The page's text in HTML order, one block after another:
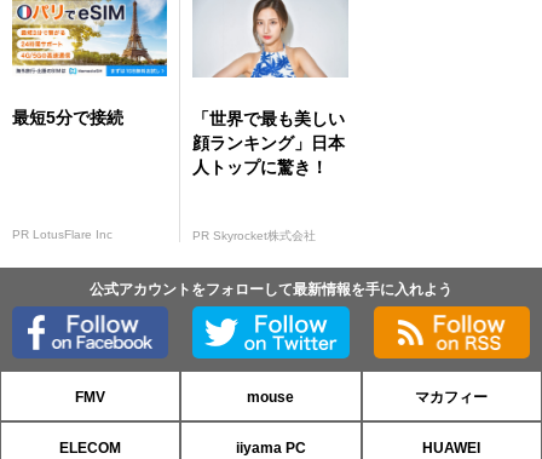
最短5分で接続
PR LotusFlare Inc
「世界で最も美しい
顔ランキング」日本
人トップに驚き！
PR Skyrocket株式会社
公式アカウントをフォローして最新情報を手に入れよう
FMV mouse マカフィー
ELECOM iiyama PC HUAWEI